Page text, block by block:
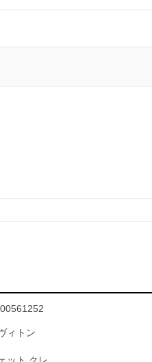
ィトン